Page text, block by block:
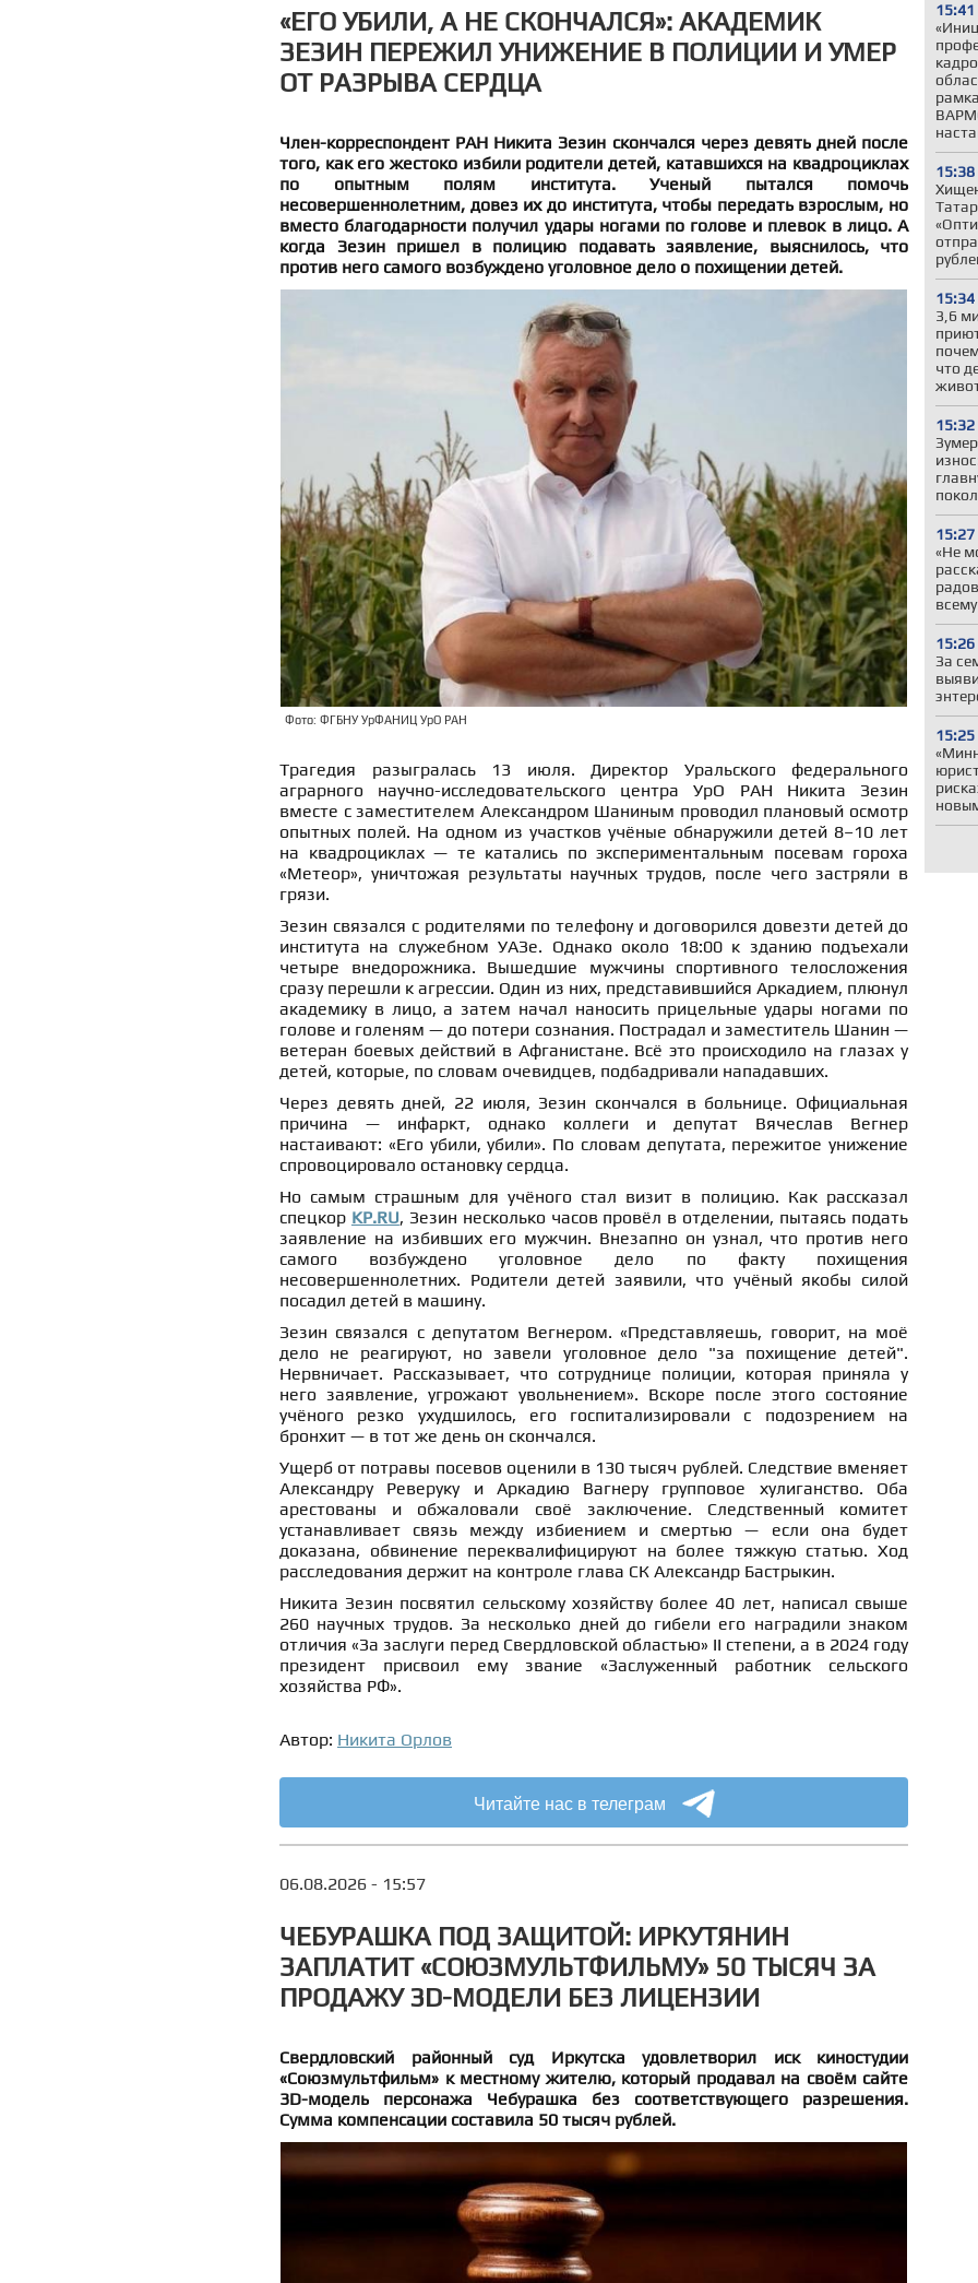
15:41
15:38
15:34
3,6
что
15:32
15:27
«Не
15:26
За
15:25
«ЕГО УБИЛИ, А НЕ СКОНЧАЛСЯ»: АКАДЕМИК
ЗЕЗИН ПЕРЕЖИЛ УНИЖЕНИЕ В ПОЛИЦИИ И УМЕР
ОТ РАЗРЫВА СЕРДЦА
Член-корреспондент РАН Никита Зезин скончался через девять дней после
того, как его жестоко избили родители детей, катавшихся на квадроциклах
по опытным полям института. Ученый пытался помочь
несовершеннолетним, довез их до института, чтобы передать взрослым, но
вместо благодарности получил удары ногами по голове и плевок в лицо. А
когда Зезин пришел в полицию подавать заявление, выяснилось, что
против него самого возбуждено уголовное дело о похищении детей.
Фото: ФГБНУ УрФАНИЦ УрО РАН
Трагедия разыгралась 13 июля. Директор Уральского федерального
аграрного научно-исследовательского центра УрО РАН Никита Зезин
вместе с заместителем Александром Шаниным проводил плановый осмотр
опытных полей. На одном из участков учёные обнаружили детей 8–10 лет
на квадроциклах — те катались по экспериментальным посевам гороха
«Метеор», уничтожая результаты научных трудов, после чего застряли в
грязи.
Зезин связался с родителями по телефону и договорился довезти детей до
института на служебном УАЗе. Однако около 18:00 к зданию подъехали
четыре внедорожника. Вышедшие мужчины спортивного телосложения
сразу перешли к агрессии. Один из них, представившийся Аркадием, плюнул
академику в лицо, а затем начал наносить прицельные удары ногами по
голове и голеням — до потери сознания. Пострадал и заместитель Шанин —
ветеран боевых действий в Афганистане. Всё это происходило на глазах у
детей, которые, по словам очевидцев, подбадривали нападавших.
Через девять дней, 22 июля, Зезин скончался в больнице. Официальная
причина — инфаркт, однако коллеги и депутат Вячеслав Вегнер
настаивают: «Его убили, убили». По словам депутата, пережитое унижение
спровоцировало остановку сердца.
Но самым страшным для учёного стал визит в полицию. Как рассказал
спецкор KP.RU, Зезин несколько часов провёл в отделении, пытаясь подать
заявление на избивших его мужчин. Внезапно он узнал, что против него
самого возбуждено уголовное дело по факту похищения
несовершеннолетних. Родители детей заявили, что учёный якобы силой
посадил детей в машину.
Зезин связался с депутатом Вегнером. «Представляешь, говорит, на моё
дело не реагируют, но завели уголовное дело "за похищение детей".
Нервничает. Рассказывает, что сотруднице полиции, которая приняла у
него заявление, угрожают увольнением». Вскоре после этого состояние
учёного резко ухудшилось, его госпитализировали с подозрением на
бронхит — в тот же день он скончался.
Ущерб от потравы посевов оценили в 130 тысяч рублей. Следствие вменяет
Александру Реверуку и Аркадию Вагнеру групповое хулиганство. Оба
арестованы и обжаловали своё заключение. Следственный комитет
устанавливает связь между избиением и смертью — если она будет
доказана, обвинение переквалифицируют на более тяжкую статью. Ход
расследования держит на контроле глава СК Александр Бастрыкин.
Никита Зезин посвятил сельскому хозяйству более 40 лет, написал свыше
260 научных трудов. За несколько дней до гибели его наградили знаком
отличия «За заслуги перед Свердловской областью» II степени, а в 2024 году
президент присвоил ему звание «Заслуженный работник сельского
хозяйства РФ».
Автор: Никита Орлов
Читайте нас в телеграм
06.08.2026 - 15:57
ЧЕБУРАШКА ПОД ЗАЩИТОЙ: ИРКУТЯНИН
ЗАПЛАТИТ «СОЮЗМУЛЬТФИЛЬМУ» 50 ТЫСЯЧ ЗА
ПРОДАЖУ 3D-МОДЕЛИ БЕЗ ЛИЦЕНЗИИ
Свердловский районный суд Иркутска удовлетворил иск киностудии
«Союзмультфильм» к местному жителю, который продавал на своём сайте
3D-модель персонажа Чебурашка без соответствующего разрешения.
Сумма компенсации составила 50 тысяч рублей.